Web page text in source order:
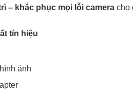
– khắc phục mọi lỗi camera cho
tín hiệu
ảnh